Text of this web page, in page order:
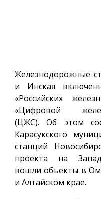
Железнодорожные
и Инская
«Российских
«Цифровой
(ЦЖС). Об этом
Карасукского
станций
проекта на
вошли объекты в
и Алтайском крае.